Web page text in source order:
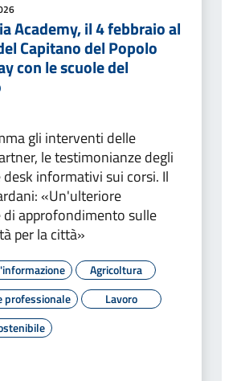
Academy, il 4 febbraio al
Capitano del Popolo
con le scuole del
gli interventi delle
le testimonianze degli
informativi sui corsi. Il
«Un'ulteriore
di approfondimento sulle
per la città»
Agricoltura
professionale
Lavoro